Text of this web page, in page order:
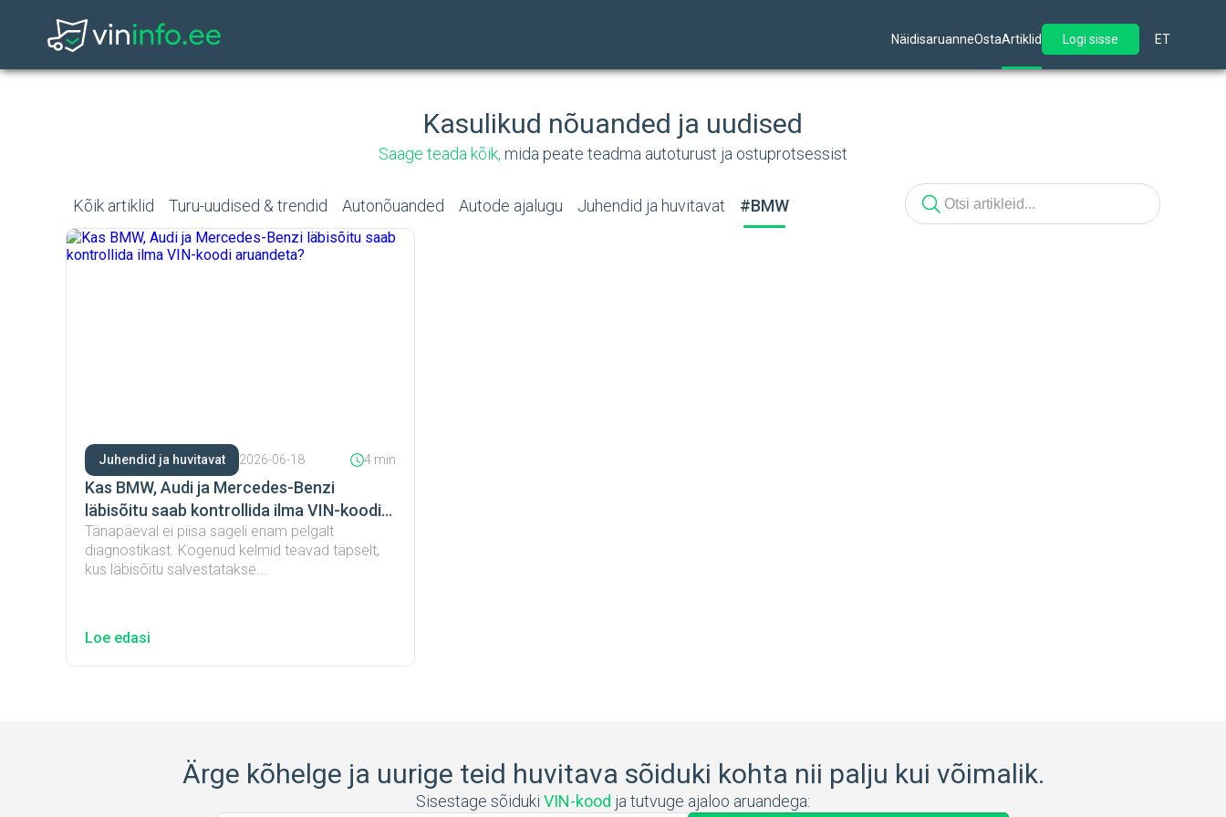
NäidisaruanneOstaArtiklid Logi sisse ET
Kasulikud nõuanded ja uudised
Saage teada kõik, mida peate teadma autoturust ja ostuprotsessist
Kõik artiklid Turu-uudised & trendid Autonõuanded Autode ajalugu Juhendid ja huvitavat #BMW
Juhendid ja huvitavat 2026-06-18 4 min
Kas BMW, Audi ja Mercedes-Benzi
läbisõitu saab kontrollida ilma VIN-koodi
aruandeta?
Tänapäeval ei piisa sageli enam pelgalt
diagnostikast. Kogenud kelmid teavad täpselt,
kus läbisõitu salvestatakse...
Loe edasi
Ärge kõhelge ja uurige teid huvitava sõiduki kohta nii palju kui võimalik.
Sisestage sõiduki VIN-kood ja tutvuge ajaloo aruandega: